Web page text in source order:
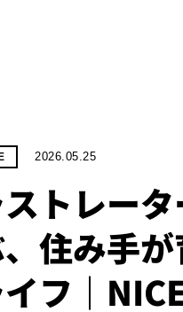
2026.05.25
トレー
住み手
フ｜